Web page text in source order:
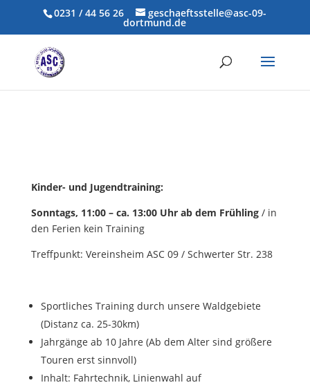
0231 / 44 56 26 geschaeftsstelle@asc-09-
dortmund.de
Kinder- und Jugendtraining:
Sonntags, 11:00 – ca. 13:00 Uhr ab dem Frühling / in
den Ferien kein Training
Treffpunkt: Vereinsheim ASC 09 / Schwerter Str. 238
Sportliches Training durch unsere Waldgebiete
(Distanz ca. 25-30km)
Jahrgänge ab 10 Jahre (Ab dem Alter sind größere
Touren erst sinnvoll)
Inhalt: Fahrtechnik, Linienwahl auf